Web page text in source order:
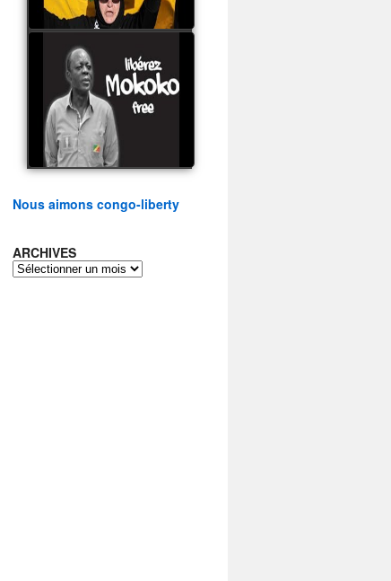
Le Général Mokoko est
l'unique légitimité
présidentielle du peuple
congolais
watch video
Nous aimons congo-liberty
ARCHIVES
ARCHIVES